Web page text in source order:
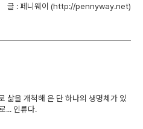
글 : 페니웨이 (http://pennyway.net)
삶을 개척해 온 단 하나의 생명체가 있
... 인류다.